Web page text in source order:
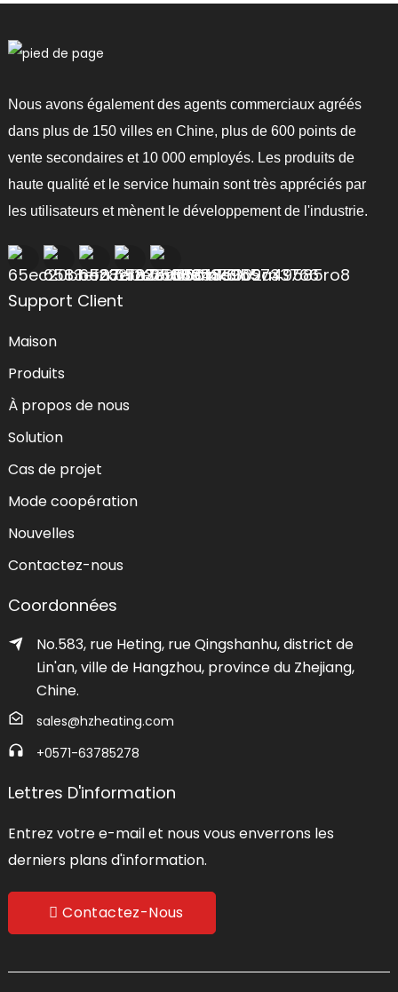
Nous avons également des agents commerciaux agréés
dans plus de 150 villes en Chine, plus de 600 points de
vente secondaires et 10 000 employés. Les produits de
haute qualité et le service humain sont très appréciés par
les utilisateurs et mènent le développement de l'industrie.
Support Client
Maison
Produits
À propos de nous
Solution
Cas de projet
Mode coopération
Nouvelles
Contactez-nous
Coordonnées
No.583, rue Heting, rue Qingshanhu, district de
Lin'an, ville de Hangzhou, province du Zhejiang,
Chine.
sales@hzheating.com
+0571-63785278
Lettres D'information
Entrez votre e-mail et nous vous enverrons les
derniers plans d'information.
Contactez-Nous